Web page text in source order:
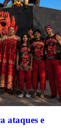
ataques e